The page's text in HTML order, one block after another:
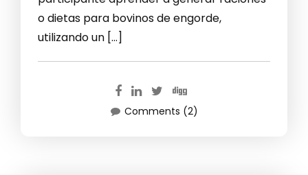
o dietas para bovinos de engorde,
utilizando un […]
Comments (2)